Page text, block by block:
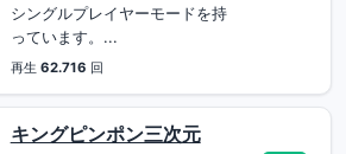
シングルプレイヤーモードを持
っています。...
再生 62.716 回
キングピンポン三次元